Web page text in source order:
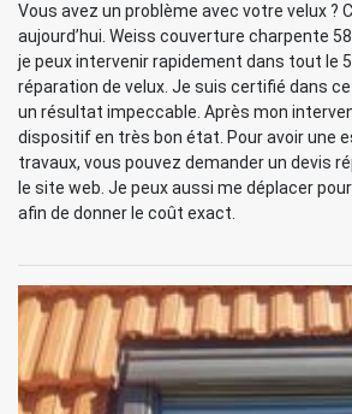
Vous avez un problème avec votre velux ?
aujourd’hui. Weiss couverture charpente
je peux intervenir rapidement dans tout le
réparation de velux. Je suis certifié dans
un résultat impeccable. Après mon
dispositif en très bon état. Pour avoir une
travaux, vous pouvez demander un devis
le site web. Je peux aussi me déplacer
afin de donner le coût exact.